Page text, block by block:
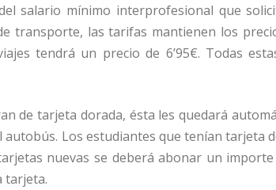
salario mínimo interprofesional que
transporte, las tarifas mantienen los
tendrá un precio de 6’95€. Todas
de tarjeta dorada, ésta les quedará
autobús. Los estudiantes que tenían tarjeta
nuevas se deberá abonar un
tarjeta.